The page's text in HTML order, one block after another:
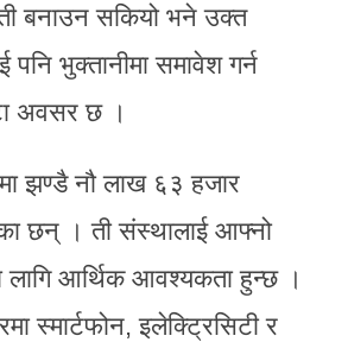
बनाउन सकियो भने उक्त
पनि भुक्तानीमा समावेश गर्न
अवसर छ ।
झण्डै नौ लाख ६३ हजार
छन् । ती संस्थालाई आफ्नो
लागि आर्थिक आवश्यकता हुन्छ ।
स्मार्टफोन, इलेक्ट्रिसिटी र